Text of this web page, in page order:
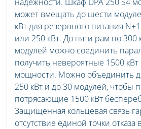
может вмещать до шести
кВт для резервного питания
или 250 кВт. До пяти рам по 300
модулей можно соединить
получить невероятные 1500
мощности. Можно объединить
250 кВт и до 30 модулей, чтобы
потрясающие 1500 кВт
Защищенная кольцевая связь
отсутствие единой точки отказа